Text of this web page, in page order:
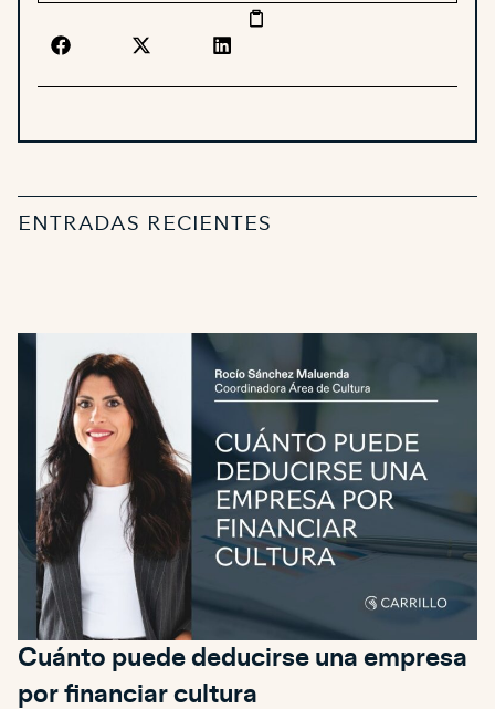
ENTRADAS RECIENTES
Cuánto puede deducirse una empresa
por financiar cultura